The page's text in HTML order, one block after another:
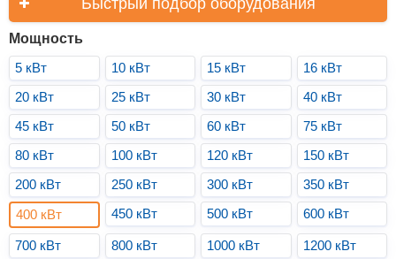
Быстрый подбор оборудования
Мощность
5 кВт
10 кВт 15 кВт
16 кВт
20 кВт
25 кВт 30 кВт
40 кВт
45 кВт
50 кВт 60 кВт
75 кВт
80 кВт
100 кВт 120 кВт
150 кВт
200 кВт
250 кВт 300 кВт
350 кВт
400 кВт
450 кВт 500 кВт 600 кВт
700 кВт 800 кВт 1000 кВт 1200 кВт